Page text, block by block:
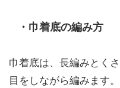
・巾着底の編み方
巾着底は、長編みとく
目をしながら編みます。